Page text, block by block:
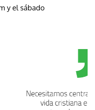
y el sábado